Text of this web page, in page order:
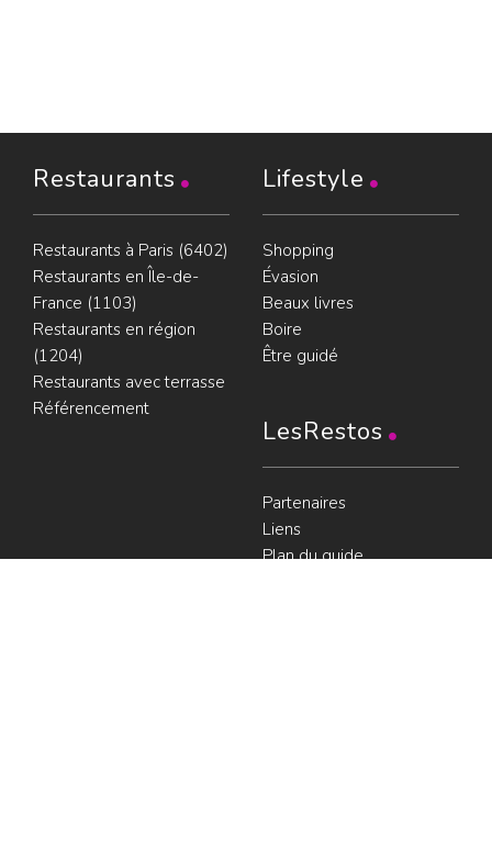
Restaurants
Restaurants à Paris (6402)
Restaurants en Île-de-
France (1103)
Restaurants en région
(1204)
Restaurants avec terrasse
Référencement
Lifestyle
Shopping
Évasion
Beaux livres
Boire
Être guidé
LesRestos
Partenaires
Liens
Plan du guide